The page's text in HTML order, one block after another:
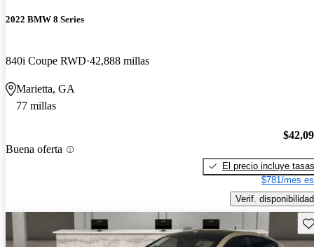
2022 BMW 8 Series
840i Coupe RWD 42,888 millas
Marietta, GA
77 millas
Buena oferta
El precio incluye tasas
$781/mes
Verif. disponibilidad